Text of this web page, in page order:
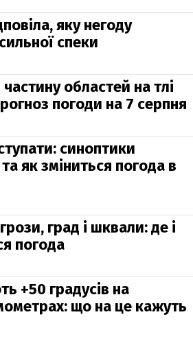
яку негоду
спеки
областей на тлі
погоди на 7 серпня
синоптики
як зміниться погода в
град і шквали: де і
погода
+50 градусів на
що на це кажуть